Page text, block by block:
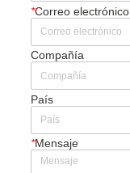
*Correo electrónico
Compañía
País
*Mensaje